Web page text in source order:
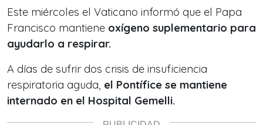
Este miércoles el Vaticano informó que el Papa
Francisco mantiene oxígeno suplementario para
ayudarlo a respirar.
A días de sufrir dos crisis de insuficiencia
respiratoria aguda, el Pontífice se mantiene
internado en el Hospital Gemelli.